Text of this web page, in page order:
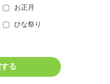
お正月
ひな祭り